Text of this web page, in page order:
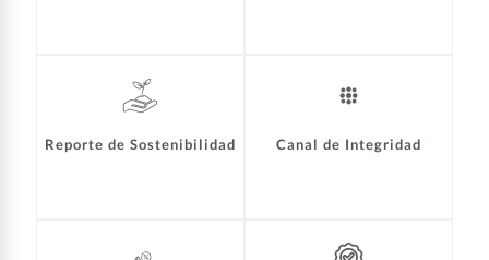
Reporte de Sostenibilidad Canal de Integridad